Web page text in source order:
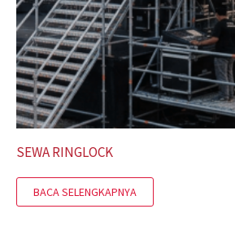
SEWA RINGLOCK
BACA SELENGKAPNYA